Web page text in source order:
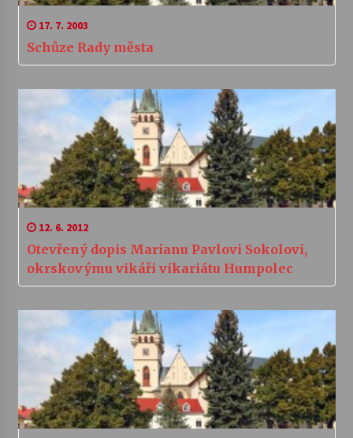
17. 7. 2003
Schůze Rady města
12. 6. 2012
Otevřený dopis Marianu Pavlovi Sokolovi,
okrskovýmu vikáři vikariátu Humpolec